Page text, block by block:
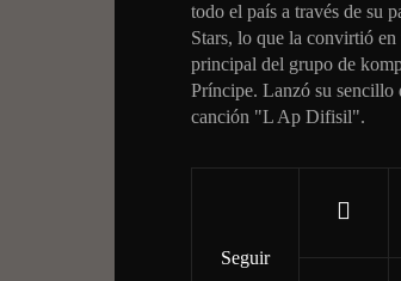
todo el país a través de su
Stars, lo que la convirtió
principal del grupo de
Príncipe. Lanzó su sencillo
canción "L Ap Difisil".
Seguir